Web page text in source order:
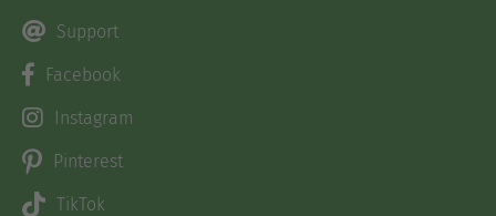
Support
Facebook
Instagram
Pinterest
TikTok